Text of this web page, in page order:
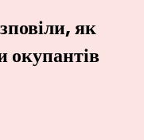
як
окупантів